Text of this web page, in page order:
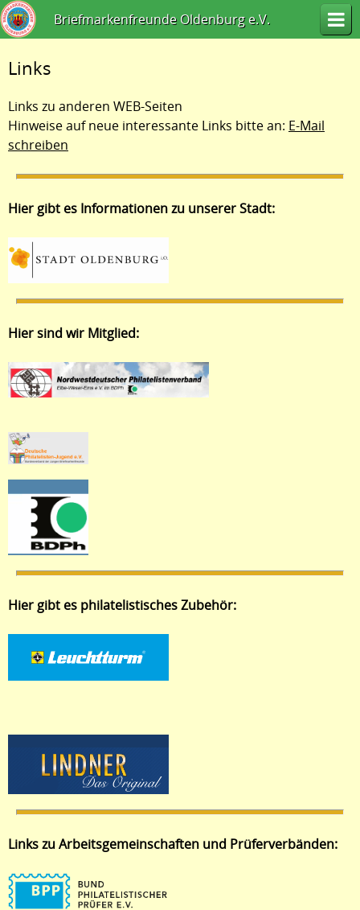
Briefmarkenfreunde Oldenburg e.V.
Links
Links zu anderen WEB-Seiten
Hinweise auf neue interessante Links bitte an: E-Mail
schreiben
Hier gibt es Informationen zu unserer Stadt:
Hier sind wir Mitglied:
Hier gibt es philatelistisches Zubehör:
Links zu Arbeitsgemeinschaften und Prüferverbänden: